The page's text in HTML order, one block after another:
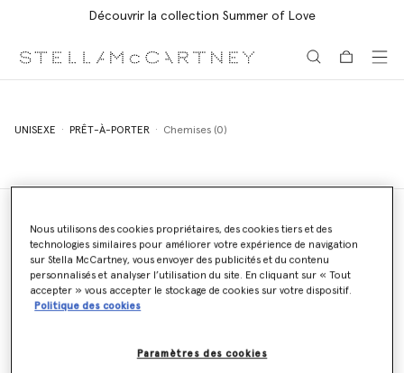
Découvrir la collection Summer of Love
UNISEXE PRÊT-À-PORTER Chemises (0)
Localisateur de magasins
Trouver un magasin
Nous vous répondrons dans les 24 heures
Nous utilisons des cookies propriétaires, des cookies tiers et des
technologies similaires pour améliorer votre expérience de navigation
sur Stella McCartney, vous envoyer des publicités et du contenu
personnalisés et analyser l’utilisation du site. En cliquant sur « Tout
accepter » vous accepter le stockage de cookies sur votre dispositif.
Politique des cookies
Paramètres des cookies